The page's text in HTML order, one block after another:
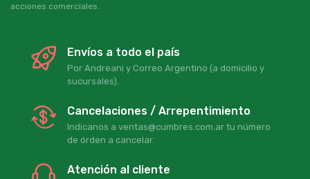
acciones comerciales.
Envíos a todo el país
Por Andreani y Correo Argentino (a domicilio y
sucursales).
Cancelaciones / Arrepentimiento
Indicanos a ventas@cumbres.com.ar tu número
de órden a cancelar.
Atención al cliente